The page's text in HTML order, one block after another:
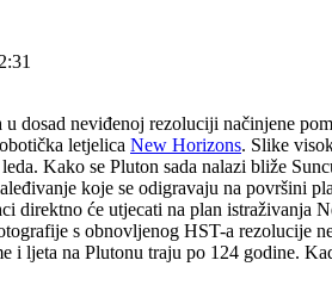
dosad neviđenoj rezoluciji načinjene
letjelica New Horizons. Slike
Kako se Pluton sada nalazi bliže
koje se odigravaju na površini
direktno će utjecati na plan istraživanja
s obnovljenog HST-a rezolucije
i ljeta na Plutonu traju po 124 godine.